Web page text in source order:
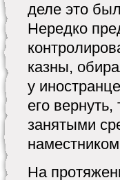
деле это
Нередко
казны,
у
его
занятыми
На